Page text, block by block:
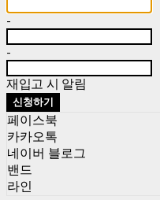
-
-
재입고 시 알림
신청하기
페이스북
카카오톡
네이버 블로그
밴드
라인